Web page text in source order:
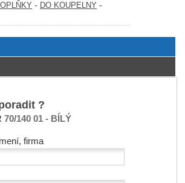
- DO KOUPELNY -
?
70/140 01 - BÍLÝ
firma